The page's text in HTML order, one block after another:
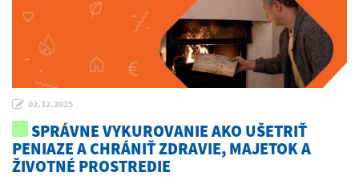
02.12.2025
SPRÁVNE VYKUROVANIE AKO UŠETRIŤ
PENIAZE A CHRÁNIŤ ZDRAVIE, MAJETOK A
ŽIVOTNÉ PROSTREDIE